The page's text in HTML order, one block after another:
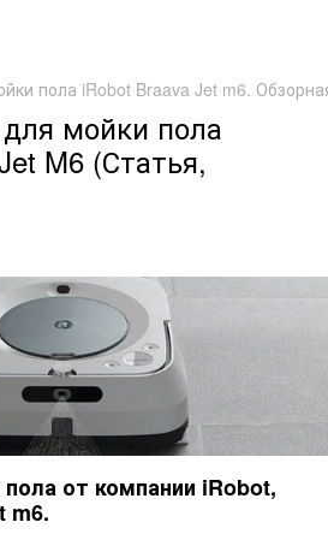
пола iRobot Braava Jet m6.
мойки пола
M6 (Статья,
от компании iRobot,
m6.